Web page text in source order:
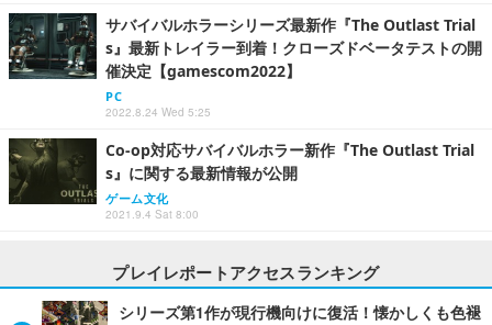
サバイバルホラーシリーズ最新作『The Outlast Trial
s』最新トレイラー到着！クローズドベータテストの開
催決定【gamescom2022】
PC
2022.8.24 Wed 5:25
Co-op対応サバイバルホラー新作『The Outlast Trial
s』に関する最新情報が公開
ゲーム文化
2021.9.4 Sat 8:00
プレイレポートアクセスランキング
シリーズ第1作が現行機向けに復活！懐かしくも色褪